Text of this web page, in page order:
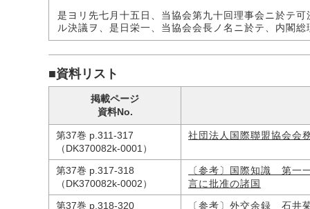
是ヨリ先七月十五日、当協会第九十回理事会ニ於テ
ル決議ヲ、是日栄一、当協会会長ノ名ニ於テ、内閣
■資料リスト
掲載ページ
資料No.
第37巻 p.311-317
（DK370082k-0001）
社団法人国際聯盟協会
第37巻 p.317-318
（DK370082k-0002）
〔参考〕国際知識 第一
言に批准の諸国
第37巻 p.318-320
〔参考〕外交余録 石井